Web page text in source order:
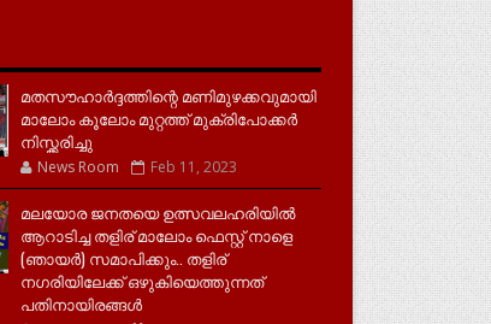
മതസൗഹാർദ്ദത്തിന്റെ മണിമുഴക്കവുമായി
മാലോം കൂലോം മുറ്റത്ത് മുക്രിപോക്കർ
നിസ്ക്കരിച്ചു
News Room Feb 11, 2023
മലയോര ജനതയെ ഉത്സവലഹരിയിൽ
ആറാടിച്ച തളിര് മാലോം ഫെസ്റ്റ് നാളെ
(ഞായർ) സമാപിക്കും.. തളിര്
നഗരിയിലേക്ക് ഒഴുകിയെത്തുന്നത്
പതിനായിരങ്ങൾ